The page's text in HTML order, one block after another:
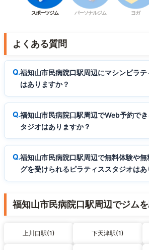
スポーツジム パーソナルジム ヨガ
よくある質問
福知山市民病院口駅周辺にマシンピラ
はありますか？
福知山市民病院口駅周辺でWeb予約で
タジオはありますか？
福知山市民病院口駅周辺で無料体験や
グを受けられるピラティススタジオはあ
福知山市民病院口駅周辺でジム
上川口駅(1) 下天津駅(1)